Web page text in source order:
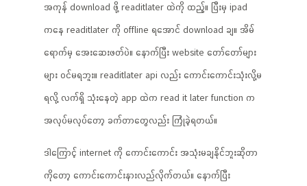
အကုန် download ဖို့ readitlater ထဲကို ထည့်။ ပြီးမှ ipad
ကနေ readitlater ကို offline ရအောင် download ချ။ အိမ်
ရောက်မှ အေးဆေးဖတ်ပဲ။ နောက်ပြီး website တော်တော်များ
များ ဝင်မရဘူး။ readitlater api လည်း ကောင်းကောင်းသုံးလို့မ
ရလို့ လက်ရှိ သုံးနေတဲ့ app ထဲက read it later function က
အလုပ်မလုပ်တော့ ခက်တာတွေလည်း ကြုံခဲ့ရတယ်။
ဒါကြောင့် internet ကို ကောင်းကောင်း အသုံးမချနိုင်ဘူးဆိုတာ
ကိုတော့ ကောင်းကောင်းနားလည်လိုက်တယ်။ နောက်ပြီး